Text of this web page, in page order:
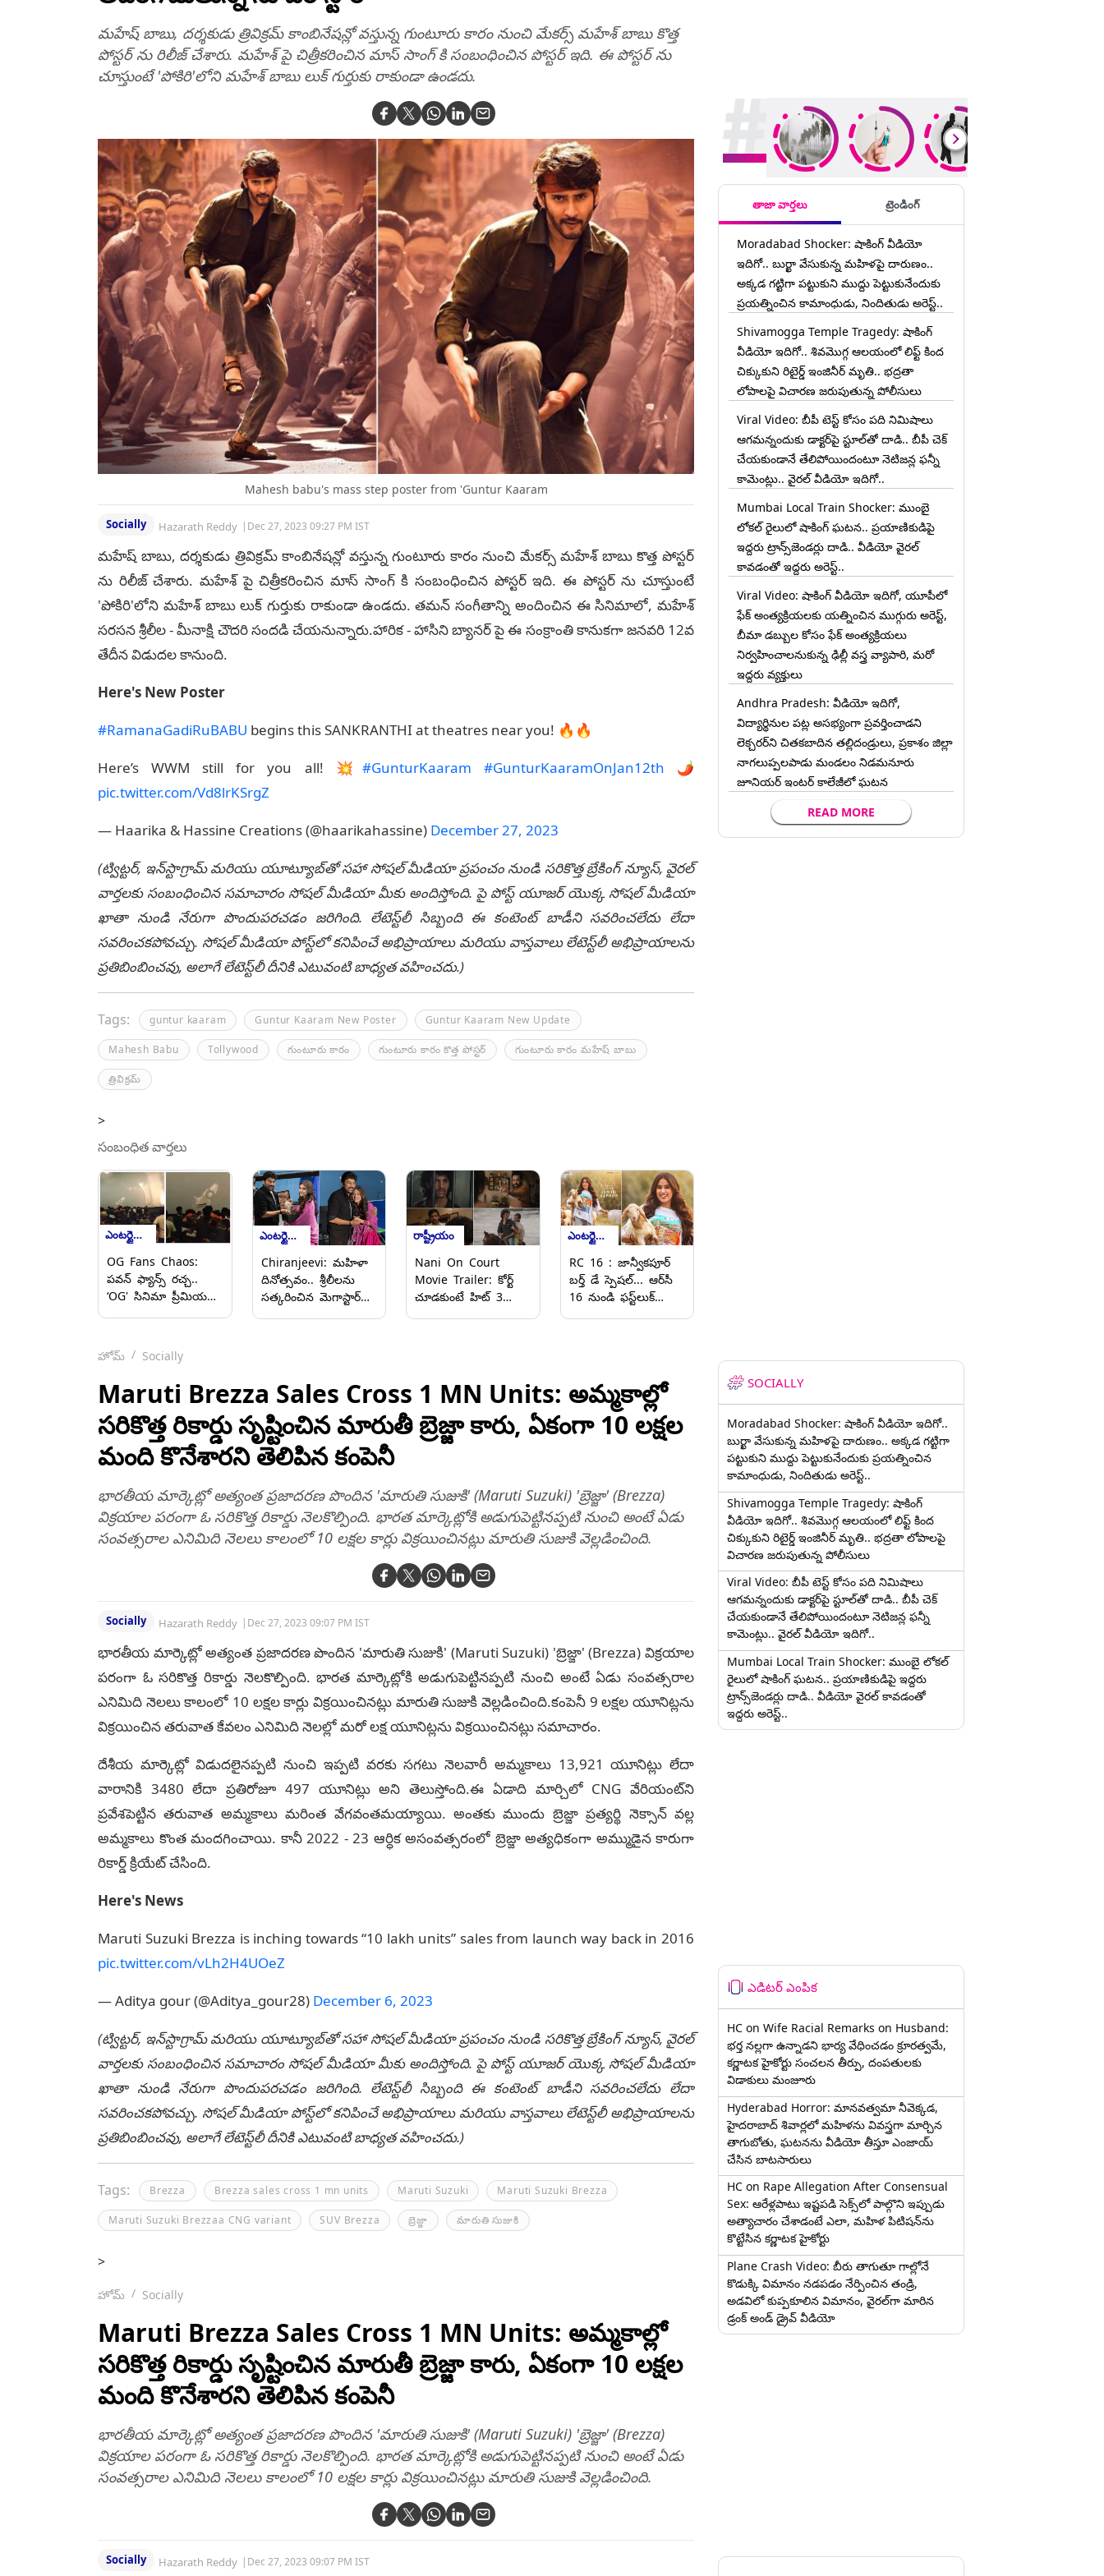
మహేష్ బాబు, దర్శకుడు త్రివిక్రమ్ కాంబినేషన్లో వస్తున్న గుంటూరు కారం నుంచి మేకర్స్ మహేశ్ బాబు కొత్త
పోస్టర్ ను రిలీజ్ చేశారు. మహేశ్ పై చిత్రీకరించిన మాస్ సాంగ్ కి సంబంధించిన పోస్టర్ ఇది. ఈ పోస్టర్ ను
చూస్తుంటే 'పోకిరి'లోని మహేశ్ బాబు లుక్ గుర్తుకు రాకుండా ఉండదు.
Mahesh babu's mass step poster from 'Guntur Kaaram
Socially Hazarath Reddy | Dec 27, 2023 09:27 PM IST
మహేష్ బాబు, దర్శకుడు త్రివిక్రమ్ కాంబినేషన్లో వస్తున్న గుంటూరు కారం నుంచి మేకర్స్ మహేశ్ బాబు కొత్త పోస్టర్
ను రిలీజ్ చేశారు. మహేశ్ పై చిత్రీకరించిన మాస్ సాంగ్ కి సంబంధించిన పోస్టర్ ఇది. ఈ పోస్టర్ ను చూస్తుంటే
'పోకిరి'లోని మహేశ్ బాబు లుక్ గుర్తుకు రాకుండా ఉండదు. తమన్ సంగీతాన్ని అందించిన ఈ సినిమాలో, మహేశ్
సరసన శ్రీలీల - మీనాక్షి చౌదరి సందడి చేయనున్నారు.హారిక - హాసిని బ్యానర్ పై ఈ సంక్రాంతి కానుకగా జనవరి 12వ
తేదీన విడుదల కానుంది.
Here's New Poster
#RamanaGadiRuBABU begins this SANKRANTHI at theatres near you! 🔥🔥
Here’s WWM still for you all! 💥 #GunturKaaram #GunturKaaramOnJan12th 🌶
pic.twitter.com/Vd8lrKSrgZ
— Haarika & Hassine Creations (@haarikahassine) December 27, 2023
(ట్విట్టర్, ఇన్‌స్టాగ్రామ్ మరియు యూట్యూబ్‌తో సహా సోషల్ మీడియా ప్రపంచం నుండి సరికొత్త బ్రేకింగ్ న్యూస్, వైరల్
వార్తలకు సంబంధించిన సమాచారం సోషల్ మీడియా మీకు అందిస్తోంది. పై పోస్ట్ యూజర్ యొక్క సోషల్ మీడియా
ఖాతా నుండి నేరుగా పొందుపరచడం జరిగింది. లేటెస్ట్‌లీ సిబ్బంది ఈ కంటెంట్ బాడీని సవరించలేదు లేదా
సవరించకపోవచ్చు. సోషల్ మీడియా పోస్ట్‌లో కనిపించే అభిప్రాయాలు మరియు వాస్తవాలు లేటెస్ట్‌లీ అభిప్రాయాలను
ప్రతిబింబించవు, అలాగే లేటెస్ట్‌లీ దీనికి ఎటువంటి బాధ్యత వహించదు.)
Tags: guntur kaaram Guntur Kaaram New Poster Guntur Kaaram New Update
Mahesh Babu Tollywood గుంటూరు కారం గుంటూరు కారం కొత్త పోస్టర్ గుంటూరు కారం మహేష్ బాబు
త్రివిక్రమ్
>
సంబంధిత వార్తలు
ఎంటర్టైన్మెంట్
OG Fans Chaos:
పవన్ ఫ్యాన్స్ రచ్చ..
‘OG' సినిమా ప్రీమియర్స్
అభిమానులు,
బెంగళూరులో KR
పురంలో ఘటన , షో
నిలిపివేత
ఎంటర్టైన్మెంట్
Chiranjeevi: మహిళా
దినోత్సవం.. శ్రీలీలను
సత్కరించిన మెగాస్టార్
రాష్ట్రీయం
Nani On Court
Movie Trailer: కోర్ట్‌
చూడకుంటే హిట్ 3
చూడాలని విజ్ఞప్తి
ఎంటర్టైన్మెంట్
RC 16 : జాన్వీక‌పూర్
బర్త్ డే స్పెషల్... ఆర్‌సీ
16 నుండి ఫ‌స్ట్‌లుక్‌
హోమ్ Socially
Maruti Brezza Sales Cross 1 MN Units: అమ్మకాల్లో
సరికొత్త రికార్డు సృష్టించిన మారుతీ బ్రెజ్జా కారు, ఏకంగా 10 లక్షల
మంది కొనేశారని తెలిపిన కంపెనీ
భారతీయ మార్కెట్లో అత్యంత ప్రజాదరణ పొందిన 'మారుతి సుజుకి' (Maruti Suzuki) 'బ్రెజ్జా' (Brezza)
విక్రయాల పరంగా ఓ సరికొత్త రికార్డు నెలకొల్పింది. భారత మార్కెట్లోకి అడుగుపెట్టినప్పటి నుంచి అంటే ఏడు
సంవత్సరాల ఎనిమిది నెలలు కాలంలో 10 లక్షల కార్లు విక్రయించినట్లు మారుతి సుజుకి వెల్లడించింది.
Socially Hazarath Reddy | Dec 27, 2023 09:07 PM IST
భారతీయ మార్కెట్లో అత్యంత ప్రజాదరణ పొందిన 'మారుతి సుజుకి' (Maruti Suzuki) 'బ్రెజ్జా' (Brezza) విక్రయాల
పరంగా ఓ సరికొత్త రికార్డు నెలకొల్పింది. భారత మార్కెట్లోకి అడుగుపెట్టినప్పటి నుంచి అంటే ఏడు సంవత్సరాల
ఎనిమిది నెలలు కాలంలో 10 లక్షల కార్లు విక్రయించినట్లు మారుతి సుజుకి వెల్లడించింది.కంపెనీ 9 లక్షల యూనిట్లను
విక్రయించిన తరువాత కేవలం ఎనిమిది నెలల్లో మరో లక్ష యూనిట్లను విక్రయించినట్లు సమాచారం.
దేశీయ మార్కెట్లో విడుదలైనప్పటి నుంచి ఇప్పటి వరకు సగటు నెలవారీ అమ్మకాలు 13,921 యూనిట్లు లేదా
వారానికి 3480 లేదా ప్రతిరోజూ 497 యూనిట్లు అని తెలుస్తోంది.ఈ ఏడాది మార్చిలో CNG వేరియంట్‌ని
ప్రవేశపెట్టిన తరువాత అమ్మకాలు మరింత వేగవంతమయ్యాయి. అంతకు ముందు బ్రెజ్జా ప్రత్యర్థి నెక్సాన్ వల్ల
అమ్మకాలు కొంత మందగించాయి. కానీ 2022 - 23 ఆర్ధిక అసంవత్సరంలో బ్రెజ్జా అత్యధికంగా అమ్ముడైన కారుగా
రికార్డ్ క్రియేట్ చేసింది.
Here's News
Maruti Suzuki Brezza is inching towards “10 lakh units” sales from launch way back in 2016
pic.twitter.com/vLh2H4UOeZ
— Aditya gour (@Aditya_gour28) December 6, 2023
(ట్విట్టర్, ఇన్‌స్టాగ్రామ్ మరియు యూట్యూబ్‌తో సహా సోషల్ మీడియా ప్రపంచం నుండి సరికొత్త బ్రేకింగ్ న్యూస్, వైరల్
వార్తలకు సంబంధించిన సమాచారం సోషల్ మీడియా మీకు అందిస్తోంది. పై పోస్ట్ యూజర్ యొక్క సోషల్ మీడియా
ఖాతా నుండి నేరుగా పొందుపరచడం జరిగింది. లేటెస్ట్‌లీ సిబ్బంది ఈ కంటెంట్ బాడీని సవరించలేదు లేదా
సవరించకపోవచ్చు. సోషల్ మీడియా పోస్ట్‌లో కనిపించే అభిప్రాయాలు మరియు వాస్తవాలు లేటెస్ట్‌లీ అభిప్రాయాలను
ప్రతిబింబించవు, అలాగే లేటెస్ట్‌లీ దీనికి ఎటువంటి బాధ్యత వహించదు.)
Tags: Brezza Brezza sales cross 1 mn units Maruti Suzuki Maruti Suzuki Brezza
Maruti Suzuki Brezzaa CNG variant SUV Brezza బ్రెజ్జా మారుతి సుజుకి
>
హోమ్ Socially
Maruti Brezza Sales Cross 1 MN Units: అమ్మకాల్లో
సరికొత్త రికార్డు సృష్టించిన మారుతీ బ్రెజ్జా కారు, ఏకంగా 10 లక్షల
మంది కొనేశారని తెలిపిన కంపెనీ
భారతీయ మార్కెట్లో అత్యంత ప్రజాదరణ పొందిన 'మారుతి సుజుకి' (Maruti Suzuki) 'బ్రెజ్జా' (Brezza)
విక్రయాల పరంగా ఓ సరికొత్త రికార్డు నెలకొల్పింది. భారత మార్కెట్లోకి అడుగుపెట్టినప్పటి నుంచి అంటే ఏడు
సంవత్సరాల ఎనిమిది నెలలు కాలంలో 10 లక్షల కార్లు విక్రయించినట్లు మారుతి సుజుకి వెల్లడించింది.
Socially Hazarath Reddy | Dec 27, 2023 09:07 PM IST
తాజా వార్తలు ట్రెండింగ్
Moradabad Shocker: షాకింగ్ వీడియో
ఇదిగో.. బుర్ఖా వేసుకున్న మహిళపై దారుణం..
అక్కడ గట్టిగా పట్టుకుని ముద్దు పెట్టుకునేందుకు
ప్రయత్నించిన కామాంధుడు, నిందితుడు అరెస్ట్..
Shivamogga Temple Tragedy: షాకింగ్
వీడియో ఇదిగో.. శివమొగ్గ ఆలయంలో లిఫ్ట్ కింద
చిక్కుకుని రిటైర్డ్ ఇంజినీర్ మృతి.. భద్రతా
లోపాలపై విచారణ జరుపుతున్న పోలీసులు
Viral Video: బీపీ టెస్ట్‌ కోసం పది నిమిషాలు
ఆగమన్నందుకు డాక్టర్‌పై స్టూల్‌తో దాడి.. బీపీ చెక్
చేయకుండానే తేలిపోయిందంటూ నెటిజన్ల ఫన్నీ
కామెంట్లు.. వైరల్ వీడియో ఇదిగో..
Mumbai Local Train Shocker: ముంబై
లోకల్ రైలులో షాకింగ్ ఘటన.. ప్రయాణికుడిపై
ఇద్దరు ట్రాన్స్‌జెండర్లు దాడి.. వీడియో వైరల్
కావడంతో ఇద్దరు అరెస్ట్..
Viral Video: షాకింగ్ వీడియో ఇదిగో, యూపీలో
ఫేక్ అంత్యక్రియలకు యత్నించిన ముగ్గురు అరెస్ట్,
బీమా డబ్బుల కోసం ఫేక్ అంత్యక్రియలు
నిర్వహించాలనుకున్న ఢిల్లీ వస్త్ర వ్యాపారి, మరో
ఇద్దరు వ్యక్తులు
Andhra Pradesh: వీడియో ఇదిగో,
విద్యార్థినుల పట్ల అసభ్యంగా ప్రవర్తించాడని
లెక్చ‌ర‌ర్‌ని చిత‌క‌బాదిన త‌ల్లిదండ్రులు, ప్రకాశం జిల్లా
నాగలుప్పలపాడు మండలం నిడమనూరు
జూనియర్ ఇంటర్ కాలేజీలో ఘటన
READ MORE
SOCIALLY
Moradabad Shocker: షాకింగ్ వీడియో ఇదిగో..
బుర్ఖా వేసుకున్న మహిళపై దారుణం.. అక్కడ గట్టిగా
పట్టుకుని ముద్దు పెట్టుకునేందుకు ప్రయత్నించిన
కామాంధుడు, నిందితుడు అరెస్ట్..
Shivamogga Temple Tragedy: షాకింగ్
వీడియో ఇదిగో.. శివమొగ్గ ఆలయంలో లిఫ్ట్ కింద
చిక్కుకుని రిటైర్డ్ ఇంజినీర్ మృతి.. భద్రతా లోపాలపై
విచారణ జరుపుతున్న పోలీసులు
Viral Video: బీపీ టెస్ట్‌ కోసం పది నిమిషాలు
ఆగమన్నందుకు డాక్టర్‌పై స్టూల్‌తో దాడి.. బీపీ చెక్
చేయకుండానే తేలిపోయిందంటూ నెటిజన్ల ఫన్నీ
కామెంట్లు.. వైరల్ వీడియో ఇదిగో..
Mumbai Local Train Shocker: ముంబై లోకల్
రైలులో షాకింగ్ ఘటన.. ప్రయాణికుడిపై ఇద్దరు
ట్రాన్స్‌జెండర్లు దాడి.. వీడియో వైరల్ కావడంతో
ఇద్దరు అరెస్ట్..
ఎడిటర్ ఎంపిక
HC on Wife Racial Remarks on Husband:
భర్త న‌ల్ల‌గా ఉన్నాడ‌ని భార్య వేధించ‌డం క్రూర‌త్వ‌మే,
కర్ణాటక హైకోర్టు సంచలన తీర్పు, దంపతులకు
విడాకులు మంజూరు
Hyderabad Horror: మానవత్వమా నీవెక్కడ,
హైదరాబాద్ శివార్లలో మహిళను వివస్త్రగా మార్చిన
తాగుబోతు, ఘటనను వీడియో తీస్తూ ఎంజాయ్
చేసిన బాటసారులు
HC on Rape Allegation After Consensual
Sex: ఆరేళ్లపాటు ఇష్టపడి సెక్స్‌లో పాల్గొని ఇప్పుడు
అత్యాచారం చేశాడంటే ఎలా, మహిళ పిటిషన్‌ను
కొట్టేసిన కర్ణాటక హైకోర్టు
Plane Crash Video: బీరు తాగుతూ గాల్లోనే
కొడుక్కి విమానం నడపడం నేర్పించిన తండ్రి,
అడవిలో కుప్పకూలిన విమానం, వైరల్‌గా మారిన
డ్రంక్‌ అండ్ డ్రైవ్ వీడియో